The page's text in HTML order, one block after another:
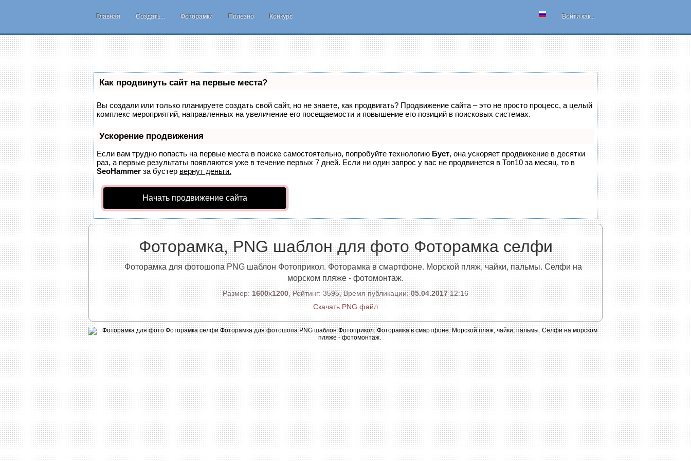
Главная Создать... Фоторамки Полезно Конкурс Войти как...
Как продвинуть сайт на первые места?
Вы создали или только планируете создать свой сайт, но не знаете, как продвигать? Продвижение сайта – это не просто процесс, а целый
комплекс мероприятий, направленных на увеличение его посещаемости и повышение его позиций в поисковых системах.
Ускорение продвижения
Если вам трудно попасть на первые места в поиске самостоятельно, попробуйте технологию Буст, она ускоряет продвижение в десятки
раз, а первые результаты появляются уже в течение первых 7 дней. Если ни один запрос у вас не продвинется в Топ10 за месяц, то в
SeoHammer за бустер вернут деньги.
Начать продвижение сайта
Фоторамка, PNG шаблон для фото Фоторамка селфи
Фоторамка для фотошопа PNG шаблон Фотоприкол. Фоторамка в смартфоне. Морской пляж, чайки, пальмы. Селфи на
морском пляже - фотомонтаж.
Размер:1600x1200, Рейтинг: 3595, Время публикации:05.04.201712:16
Скачать PNG файл